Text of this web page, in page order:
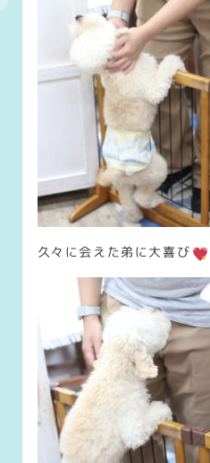
久々に会えた弟に大喜び